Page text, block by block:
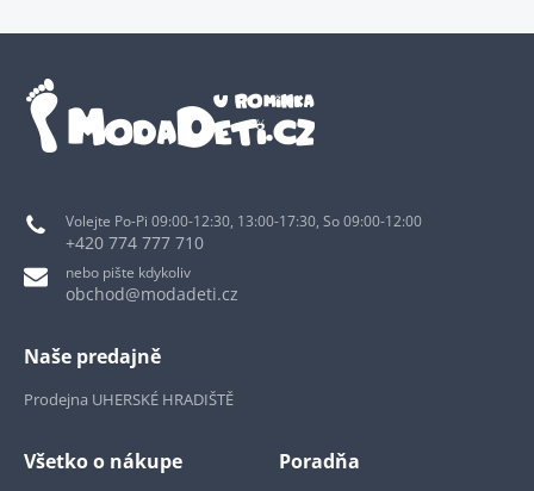
Volejte Po-Pi 09:00-12:30, 13:00-17:30, So 09:00-12:00
+420 774 777 710
nebo pište kdykoliv
obchod@modadeti.cz
Naše predajně
Prodejna UHERSKÉ HRADIŠTĚ
Všetko o nákupe Poradňa